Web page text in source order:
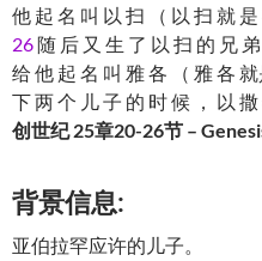
他 起 名 叫 以 扫 （ 以 扫 就 是
26随 后 又 生 了 以 扫 的 兄
给 他 起 名 叫 雅 各 （ 雅 各
下 两 个 儿 子 的 时 候 ， 以 撒
创世纪 25章20-26节 –
背景信息:
亚伯拉罕应许的儿子。